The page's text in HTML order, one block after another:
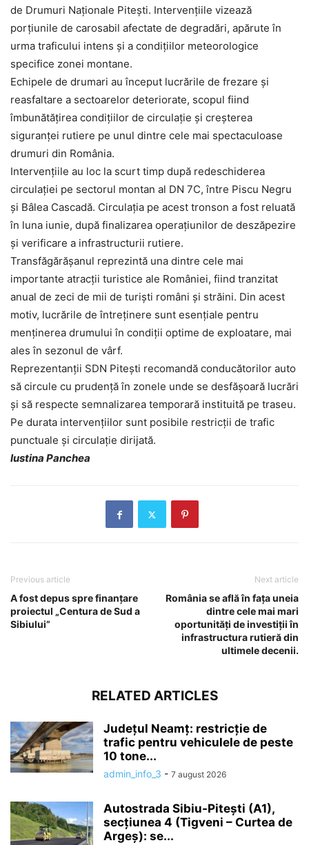
de Drumuri Naționale Pitești. Intervențiile vizează
porțiunile de carosabil afectate de degradări, apărute în
urma traficului intens și a condițiilor meteorologice
specifice zonei montane.
Echipele de drumari au început lucrările de frezare și
reasfaltare a sectoarelor deteriorate, scopul fiind
îmbunătățirea condițiilor de circulație și creșterea
siguranței rutiere pe unul dintre cele mai spectaculoase
drumuri din România.
Intervențiile au loc la scurt timp după redeschiderea
circulației pe sectorul montan al DN 7C, între Piscu Negru
și Bâlea Cascadă. Circulația pe acest tronson a fost reluată
în luna iunie, după finalizarea operațiunilor de deszăpezire
și verificare a infrastructurii rutiere.
Transfăgărășanul reprezintă una dintre cele mai
importante atracții turistice ale României, fiind tranzitat
anual de zeci de mii de turiști români și străini. Din acest
motiv, lucrările de întreținere sunt esențiale pentru
menținerea drumului în condiții optime de exploatare, mai
ales în sezonul de vârf.
Reprezentanții SDN Pitești recomandă conducătorilor auto
să circule cu prudență în zonele unde se desfășoară lucrări
și să respecte semnalizarea temporară instituită pe traseu.
Pe durata intervențiilor sunt posibile restricții de trafic
punctuale și circulație dirijată.
Iustina Panchea
Previous article
A fost depus spre finanțare
proiectul „Centura de Sud a
Sibiului”
Next article
România se află în fața uneia
dintre cele mai mari
oportunități de investiții în
infrastructura rutieră din
ultimele decenii.
RELATED ARTICLES
Județul Neamț: restricție de
trafic pentru vehiculele de peste
10 tone...
admin_info_3 - 7 august 2026
Autostrada Sibiu-Pitești (A1),
secțiunea 4 (Tigveni – Curtea de
Argeș): se...